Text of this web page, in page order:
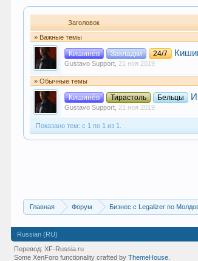
Заголовок
» Важные темы
Кишинёв Закладки 24/7
Gustavo Support 21 ноя 2019
» Обычные темы
Кишинёв Тирастоль Бельцы
Gustavo Support 21 ноя 2019
Показано тем: с 1 по 1 из 1.
Главная Форум Бизнес с Legalizer по
Russian (RU)
Перевод:XF-Russia.ru
Some XenForo functionality crafted byThemeHouse